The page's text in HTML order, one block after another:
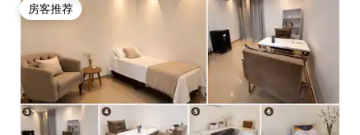
房客推荐
房客推荐